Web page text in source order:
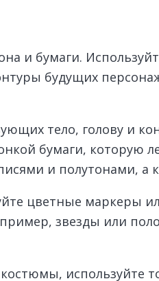
и бумаги.
будущих
тело, голову и
бумаги, которую
и полутонами, а
цветные маркеры
звезды или
используйте